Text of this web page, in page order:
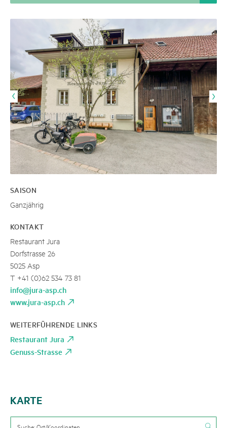
SAISON
Ganzjährig
KONTAKT
Restaurant Jura
Dorfstrasse 26
5025 Asp
T +41 (0)62 534 73 81
info@jura-asp.ch
www.jura-asp.ch
WEITERFÜHRENDE LINKS
Restaurant Jura
Genuss-Strasse
KARTE